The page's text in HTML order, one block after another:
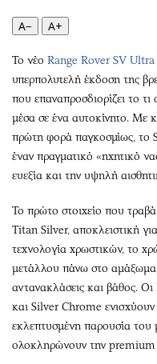
Ελλάδα
Παράξενα
Πολιτισμός
Σινεμά
Θέατρο-Χορός
Μουσική
Βιβλίο
Χειρόγραφα
A− A+
Το νέο Range Rover SV Ultra
υπερπολυτελή έκδοση της
που επαναπροσδιορίζει το τι
μέσα σε ένα αυτοκίνητο. Με
πρώτη φορά παγκοσμίως, το
έναν πραγματικό «ηχητικό
ευεξία και την υψηλή
Το πρώτο στοιχείο που
Titan Silver, αποκλειστική
τεχνολογία χρωστικών, το
μετάλλου πάνω στο
αντανακλάσεις και βάθος.
και Silver Chrome
εκλεπτυσμένη παρουσία του
ολοκληρώνουν την premium